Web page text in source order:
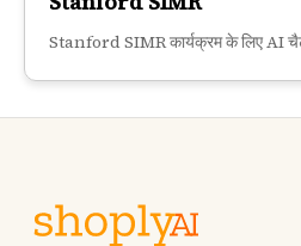
Stanford SIMR कार्यक्रम के लिए AI